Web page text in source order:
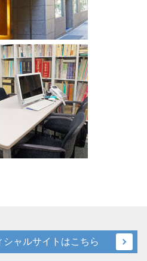
ャルサイトはこちら